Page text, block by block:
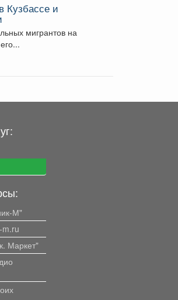
Кузбассе и
мигрантов на
М"
m.ru
Маркет"